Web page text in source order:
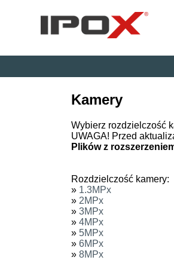
Kamery
Wybierz rozdzielczość
UWAGA! Przed
Plików z
Rozdzielczość kamery:
» 1.3MPx
» 2MPx
» 3MPx
» 4MPx
» 5MPx
» 6MPx
» 8MPx